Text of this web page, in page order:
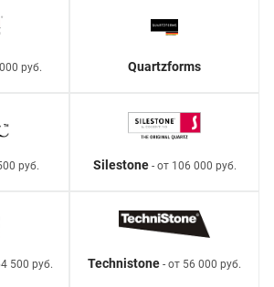
руб. Quartzforms
руб. Silestone- от 106 000 руб.
500 руб. Technistone - от 56 000 руб.